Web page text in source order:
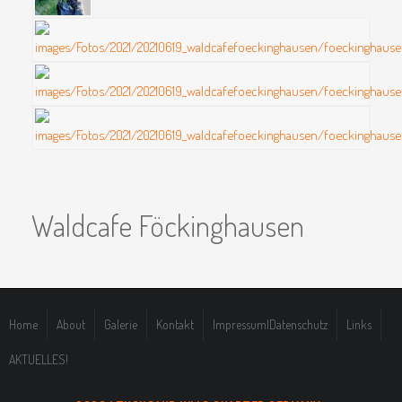
Waldcafe Föckinghausen
Home About Galerie Kontakt Impressum|Datenschutz Links
AKTUELLES!